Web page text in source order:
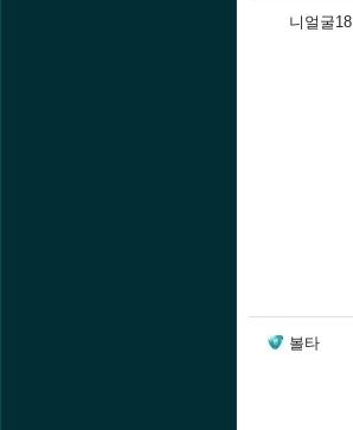
니얼굴18
볼타